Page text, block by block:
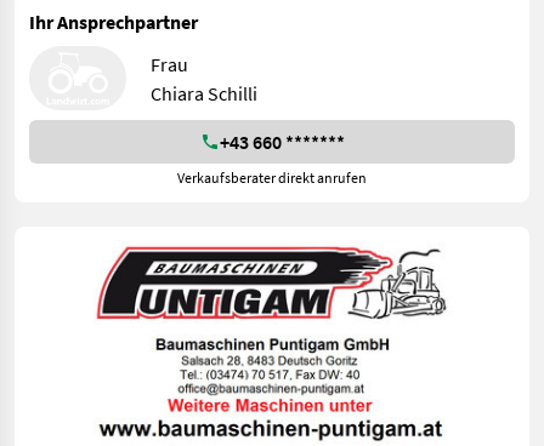
Ihr Ansprechpartner
Frau
Chiara Schilli
+43 660 *******
Verkaufsberater direkt anrufen